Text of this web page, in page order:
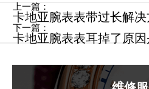
上一篇：
卡地亚腕表表带过长解
下一篇：
卡地亚腕表表耳掉了原因